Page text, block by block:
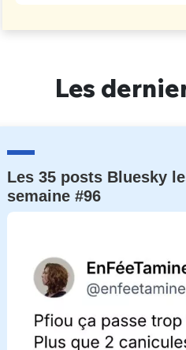
Les
Les 35 posts Bluesky
semaine #96